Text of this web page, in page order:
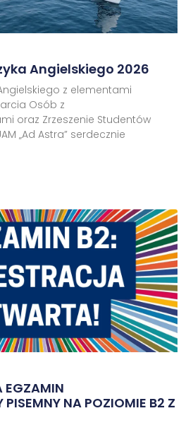
Angielskiego 2026
z elementami
Osób z
oraz Zrzeszenie Studentów
„Ad Astra” serdecznie
EGZAMIN
PISEMNY NA POZIOMIE B2 Z